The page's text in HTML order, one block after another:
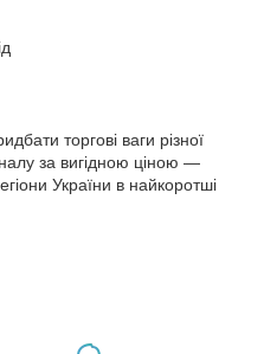
торгові ваги різної
за вигідною ціною —
України в найкоротші